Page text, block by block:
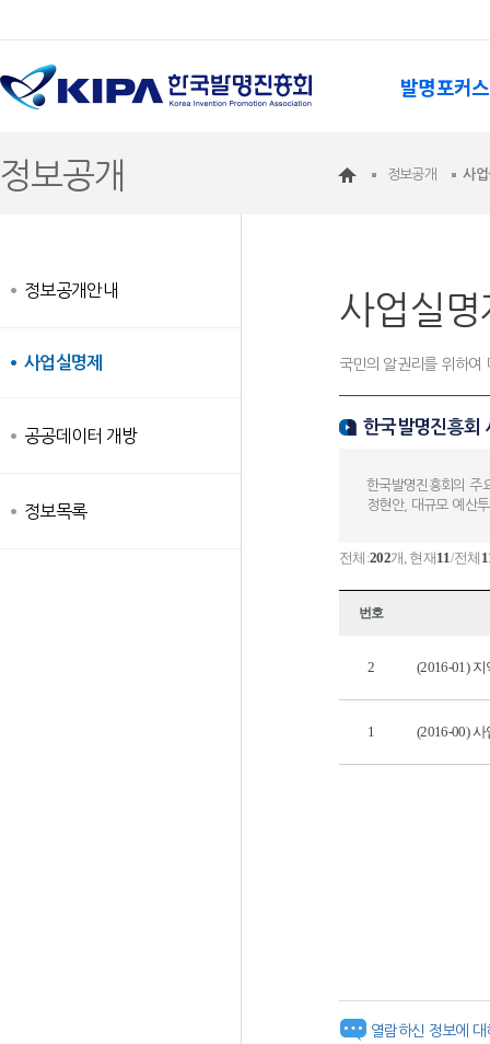
발명포커스
정보공개 정보공개 사
정보공개안내
사업실명제
공공데이터 개방
정보목록
사업실명
국민의 알권리를 위하여
한국발명진흥회
한국발명진흥회의 주
정현안, 대규모 예산
전체:202개, 현재11/전체
번호
2 (2016-01)
1 (2016-00)
열람하신 정보에